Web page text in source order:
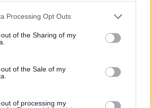
Processing Opt Outs
of the Sharing of my
of the Sale of my
of processing my